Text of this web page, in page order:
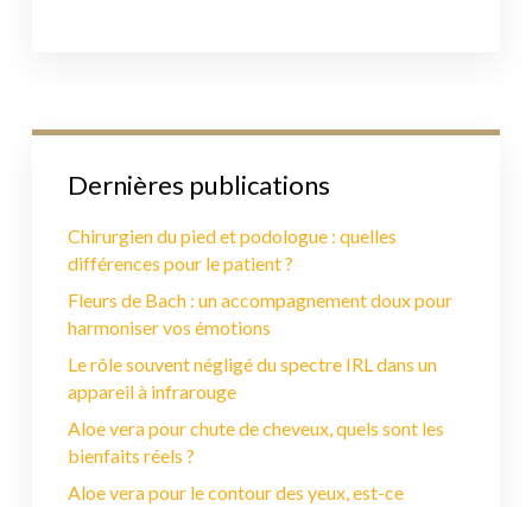
Dernières publications
Chirurgien du pied et podologue : quelles
différences pour le patient ?
Fleurs de Bach : un accompagnement doux pour
harmoniser vos émotions
Le rôle souvent négligé du spectre IRL dans un
appareil à infrarouge
Aloe vera pour chute de cheveux, quels sont les
bienfaits réels ?
Aloe vera pour le contour des yeux, est-ce